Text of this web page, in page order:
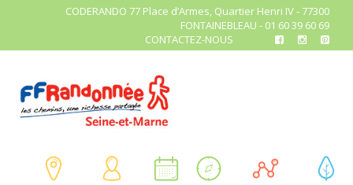
CODERANDO 77 Place d’Armes, Quartier Henri IV - 77300
FONTAINEBLEAU - 01 60 39 60 69
CONTACTEZ-NOUS